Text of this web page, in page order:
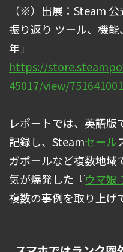
（※）出展：Steam
振り返り ツール、機
年」
https://
45017/view/
レポートでは、英語
記録し、Steamセール
ガポールなど複数地域
気が爆発した『ウマ娘
複数の事例を取り上げ